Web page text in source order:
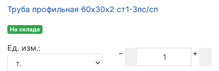
Труба профильная 60х30х2 ст1-3пс/сп
На складе
Ед. изм.: